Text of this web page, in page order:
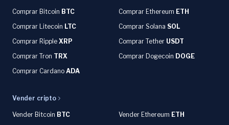
Comprar Bitcoin BTC Comprar Ethereum ETH
Comprar Litecoin LTC Comprar Solana SOL
Comprar Ripple XRP Comprar Tether USDT
Comprar Tron TRX Comprar Dogecoin DOGE
Comprar Cardano ADA
Vender cripto
Vender Bitcoin BTC Vender Ethereum ETH